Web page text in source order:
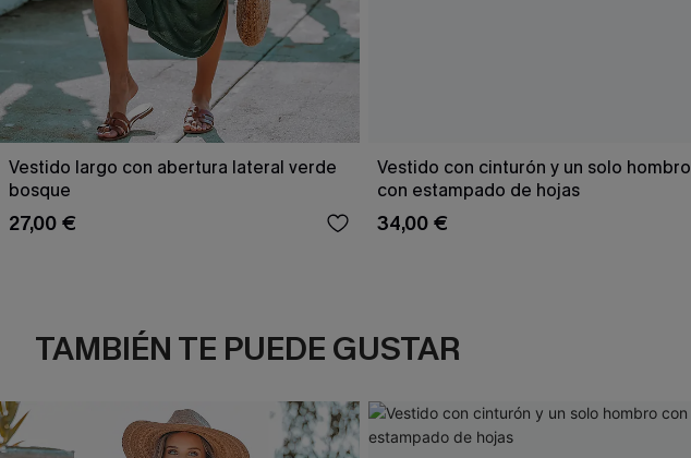
Vestido largo con abertura lateral verde
bosque
27,00 €
Vestido con cinturón y un solo hombro
con estampado de hojas
34,00 €
TAMBIÉN TE PUEDE GUSTAR